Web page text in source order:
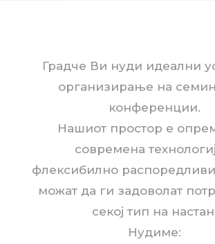
Градче Ви нуди идеални
организирање на
конференции.
Нашиот простор е
современа
флексибилно
можат да ги задоволат
секој тип на
Нудиме: